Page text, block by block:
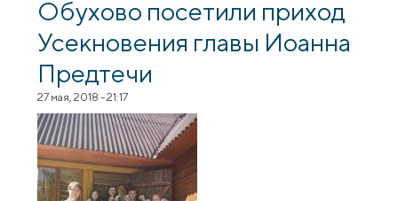
Обухово посетили приход
Усекновения главы Иоанна
Предтечи
27 мая, 2018 - 21:17